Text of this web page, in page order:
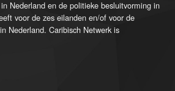
Nederland en de politieke besluitvorming in
voor de zes eilanden en/of voor de
Nederland. Caribisch Netwerk is